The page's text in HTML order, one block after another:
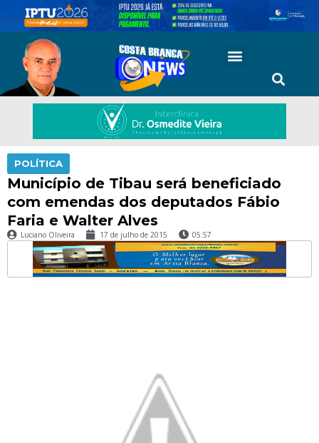
POLÍTICA
Município de Tibau será beneficiado
com emendas dos deputados Fábio
Faria e Walter Alves
Luciano Oliveira 17 de julho de 2015 05:57